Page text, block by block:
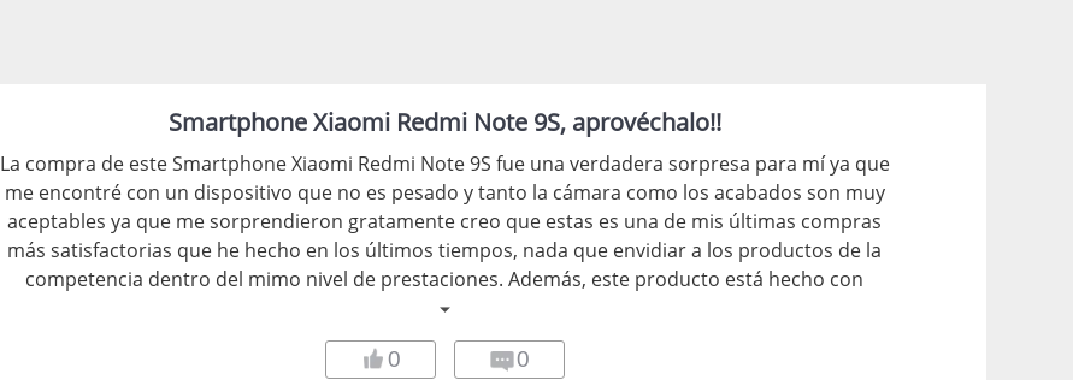
Smartphone Xiaomi Redmi Note 9S, aprovéchalo!!
La compra de este Smartphone Xiaomi Redmi Note 9S fue una verdadera sorpresa para mí ya que
me encontré con un dispositivo que no es pesado y tanto la cámara como los acabados son muy
aceptables ya que me sorprendieron gratamente creo que estas es una de mis últimas compras
más satisfactorias que he hecho en los últimos tiempos, nada que envidiar a los productos de la
competencia dentro del mimo nivel de prestaciones. Además, este producto está hecho con
materiales de primera calidad, y lo mejor de todo, es el precio al que puedes obtener este
maravilloso producto, puedes hacerte con él desde € 164,00 - 205,00. Y no solo eso, además, si
entras en la tienda, podrás obtener cupones de descuento con los cuales podrás obtener un mayor
0 0